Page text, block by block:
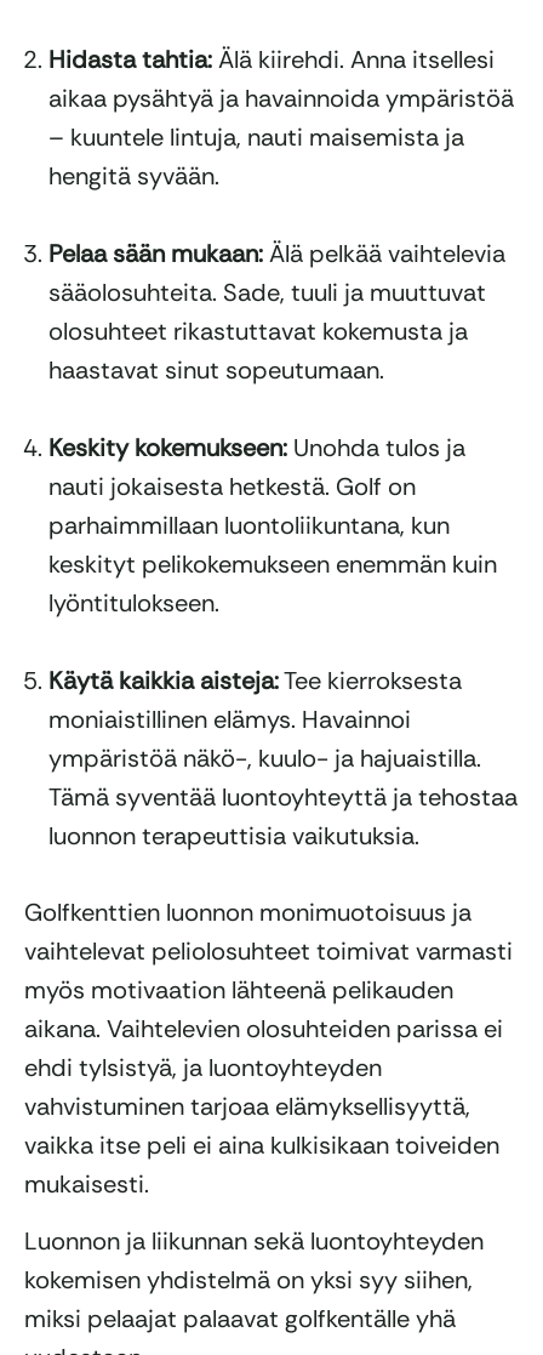
Hidasta tahtia:Älä kiirehdi. Anna itsellesi
aikaa pysähtyä ja havainnoida ympäristöä
– kuuntele lintuja, nauti maisemista ja
hengitä syvään.
Pelaa sään mukaan:Älä pelkää vaihtelevia
sääolosuhteita. Sade, tuuli ja muuttuvat
olosuhteet rikastuttavat kokemusta ja
haastavat sinut sopeutumaan.
Keskity kokemukseen: Unohda tulos ja
nauti jokaisesta hetkestä. Golf on
parhaimmillaan luontoliikuntana, kun
keskityt pelikokemukseen enemmän kuin
lyöntitulokseen.
Käytä kaikkia aisteja:Tee kierroksesta
moniaistillinen elämys. Havainnoi
ympäristöä näkö-, kuulo- ja hajuaistilla.
Tämä syventää luontoyhteyttä ja tehostaa
luonnon terapeuttisia vaikutuksia.
Golfkenttien luonnon monimuotoisuus ja
vaihtelevat peliolosuhteet toimivat varmasti
myös motivaation lähteenä pelikauden
aikana. Vaihtelevien olosuhteiden parissa ei
ehdi tylsistyä, ja luontoyhteyden
vahvistuminen tarjoaa elämyksellisyyttä,
vaikka itse peli ei aina kulkisikaan toiveiden
mukaisesti.
Luonnon ja liikunnan sekä luontoyhteyden
kokemisen yhdistelmä on yksi syy siihen,
miksi pelaajat palaavat golfkentälle yhä